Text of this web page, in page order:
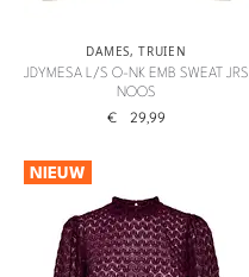
DAMES,TRUIEN
JDYMESA L/S O-NK EMB SWEAT JRS
NOOS
€ 29,99
NIEUW